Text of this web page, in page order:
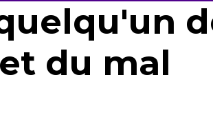
du mal